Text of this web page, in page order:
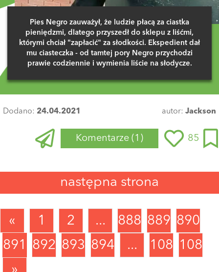
Pies Negro zauważył, że ludzie płacą za ciastka
pieniędzmi, dlatego przyszedł do sklepu z liśćmi,
którymi chciał "zapłacić" za słodkości. Ekspedient dał
mu ciasteczka - od tamtej pory Negro przychodzi
prawie codziennie i wymienia liście na słodycze.
Dodano: 24.04.2021 autor: Jackson
Komentarze (1) 85
RadekSugier 20 lutego 2022 o 23:50
ODPOWIEDZ
0 GŁOSÓW
następna strona
« 1 2 ... 888 889 890
891
892 893 894 ... 10881089